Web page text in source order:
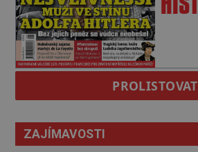
PROLISTOVAT
ZAJÍMAVOSTI